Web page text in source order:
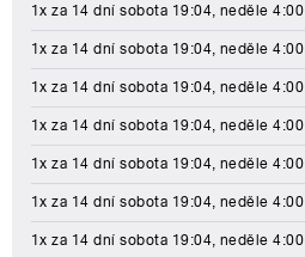
1x za 14 dní sobota 19:04, neděle 4:00
1x za 14 dní sobota 19:04, neděle 4:00
1x za 14 dní sobota 19:04, neděle 4:00
1x za 14 dní sobota 19:04, neděle 4:00
1x za 14 dní sobota 19:04, neděle 4:00
1x za 14 dní sobota 19:04, neděle 4:00
1x za 14 dní sobota 19:04, neděle 4:00